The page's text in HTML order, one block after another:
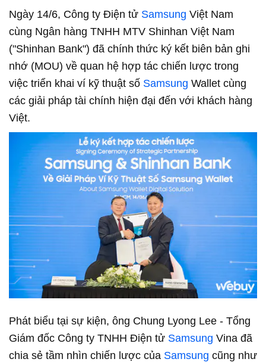
Ngày 14/6, Công ty Điện tử Samsung Việt Nam
cùng Ngân hàng TNHH MTV Shinhan Việt Nam
("Shinhan Bank") đã chính thức ký kết biên bản ghi
nhớ (MOU) về quan hệ hợp tác chiến lược trong
việc triển khai ví kỹ thuật số Samsung Wallet cùng
các giải pháp tài chính hiện đại đến với khách hàng
Việt.
Phát biểu tại sự kiện, ông Chung Lyong Lee - Tổng
Giám đốc Công ty TNHH Điện tử Samsung Vina đã
chia sẻ tầm nhìn chiến lược của Samsung cũng như